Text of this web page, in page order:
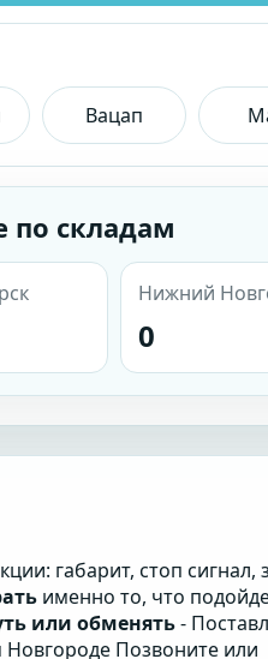
Вацап
по складам
Нижний
0
габарит, стоп сигнал,
именно то, что
или обменять-
Позвоните или